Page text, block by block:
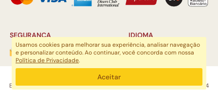
SEGURANÇA IDIOMA
ARTSOUL COMUNICAÇÃO DIGITAL LTDA | CNPJ: 29.752.781/0001-52
Escritório: Rua Quatá, 845 - Sala 2, Vila Olímpia, São Paulo, SP, 04546-044
Usamos cookies para melhorar sua experiência, analisar navegação
e personalizar conteúdo. Ao continuar, você concorda com nossa
Política de Privacidade.
Aceitar